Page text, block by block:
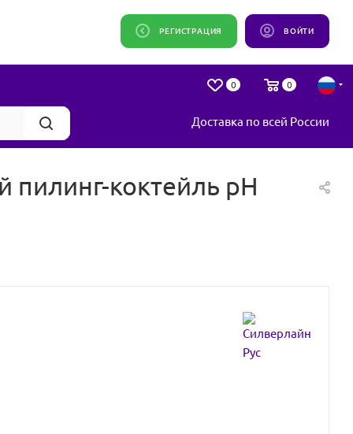
ВОЙТИ
РЕГИСТРАЦИЯ
0 0
Доставка по всей России
пилинг-коктейль pH